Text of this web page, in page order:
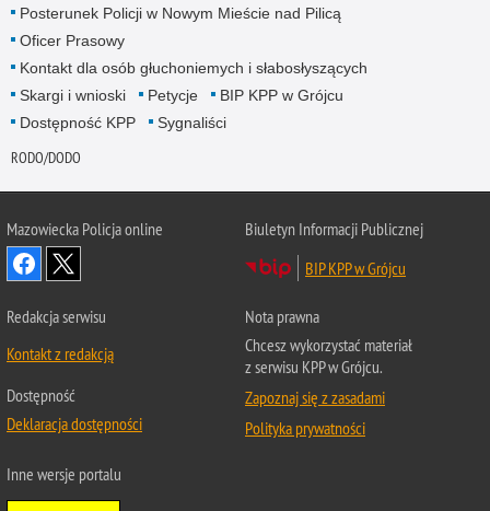
Posterunek Policji w Nowym Mieście nad Pilicą
Oficer Prasowy
Kontakt dla osób głuchoniemych i słabosłyszących
Skargi i wnioski
Petycje
BIP KPP w Grójcu
Dostępność KPP
Sygnaliści
RODO/DODO
Mazowiecka Policja online
Biuletyn Informacji Publicznej
BIP KPP w Grójcu
Redakcja serwisu
Kontakt z redakcją
Dostępność
Deklaracja dostępności
Nota prawna
Chcesz wykorzystać materiał
z serwisu KPP w Grójcu.
Zapoznaj się z zasadami
Polityka prywatności
Inne wersje portalu